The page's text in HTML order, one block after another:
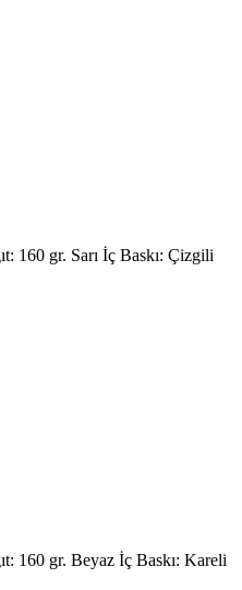
160 gr. Sarı İç Baskı: Çizgili
160 gr. Beyaz İç Baskı: Kareli